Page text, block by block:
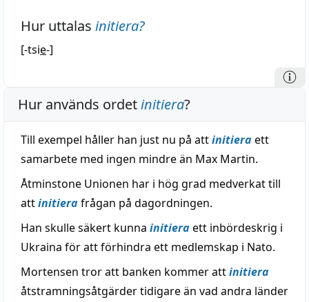
Hur uttalas initiera?
[-tsie-]
Hur används ordetinitiera?
Till exempel håller han just nu på attinitieraett
samarbete med ingen mindre än Max Martin.
Åtminstone Unionen har i hög grad medverkat till
attinitierafrågan på dagordningen.
Han skulle säkert kunna initieraett inbördeskrig i
Ukraina för att förhindra ett medlemskap i Nato.
Mortensen tror att banken kommer attinitiera
åtstramningsåtgärder tidigare än vad andra länder